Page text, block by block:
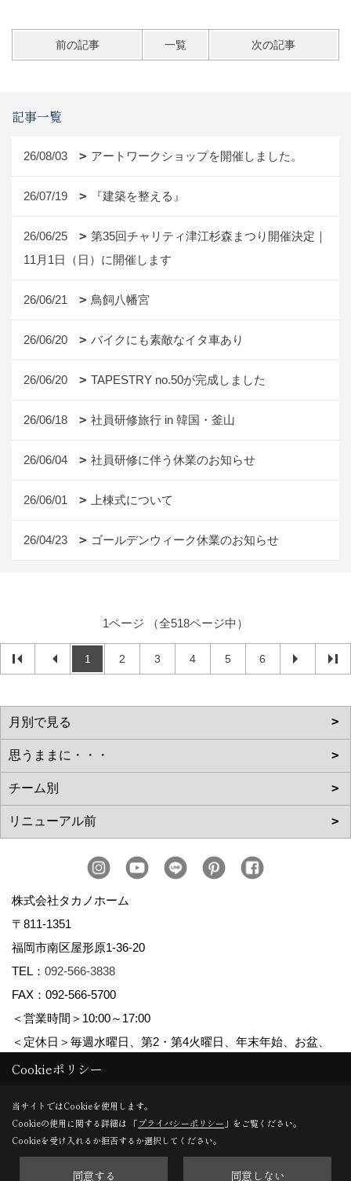
前の記事 一覧 次の記事
記事一覧
26/08/03 アートワークショップを開催しました。
26/07/19 『建築を整える』
26/06/25
第35回チャリティ津江杉森まつり開催決定｜
11月1日（日）に開催します
26/06/21 鳥飼八幡宮
26/06/20 バイクにも素敵なイタ車あり
26/06/20 TAPESTRY no.50が完成しました
26/06/18 社員研修旅行 in 韓国・釜山
26/06/04 社員研修に伴う休業のお知らせ
26/06/01 上棟式について
26/04/23 ゴールデンウィーク休業のお知らせ
1ページ （全518ページ中）
1 2 3 4 5 6
株式会社タカノホーム
〒811-1351
福岡市南区屋形原1-36-20
TEL： 092-566-3838
FAX：092-566-5700
＜営業時間＞10:00～17:00
＜定休日＞毎週水曜日、第2・第4火曜日、年末年始、お盆、
ゴールデンウィーク、夏季休暇
Copyright (c) TAKANO CONSTRUCTION CO.,LTD. All Rights Reserved.
Cookieポリシー
当サイトではCookieを使用します。
Cookieの使用に関する詳細は 「プライバシーポリシー 」をご覧ください。
Cookieを受け入れるか拒否するか選択してください。
同意する 同意しない